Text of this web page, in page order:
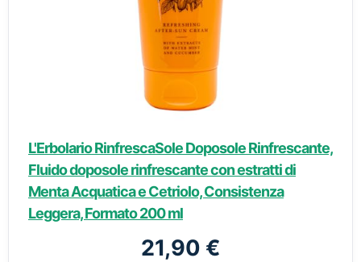
L'Erbolario RinfrescaSole Doposole Rinfrescante,
Fluido doposole rinfrescante con estratti di
Menta Acquatica e Cetriolo, Consistenza
Leggera, Formato 200 ml
21,90 €